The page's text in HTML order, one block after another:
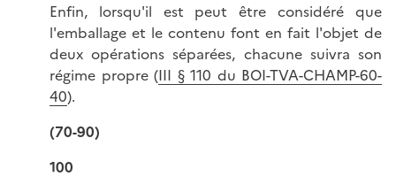
Enfin, lorsqu'il est peut être considéré que
l'emballage et le contenu font en fait l'objet de
deux opérations séparées, chacune suivra son
régime propre (III § 110 du BOI-TVA-CHAMP-60-
40).
(70-90)
100